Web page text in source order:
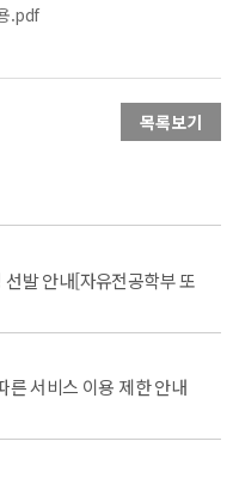
.pdf
목록보기
발 안내[자유전공학부 또
른 서비스 이용 제한 안내